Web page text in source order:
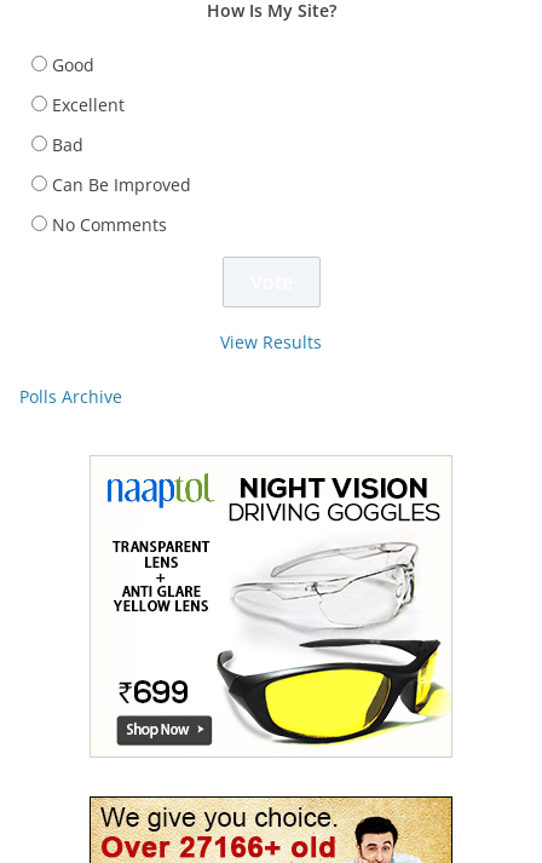
How Is My Site?
Good
Excellent
Bad
Can Be Improved
No Comments
View Results
Polls Archive